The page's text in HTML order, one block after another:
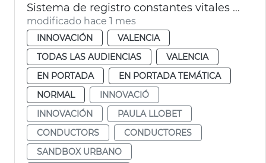
Sistema de registro constantes vitales conductores València
modificado hace 1 mes
INNOVACIÓN
VALENCIA
TODAS LAS AUDIENCIAS
VALENCIA
EN PORTADA
EN PORTADA TEMÁTICA
NORMAL
INNOVACIÓ
INNOVACIÓN
PAULA LLOBET
CONDUCTORS
CONDUCTORES
SANDBOX URBANO